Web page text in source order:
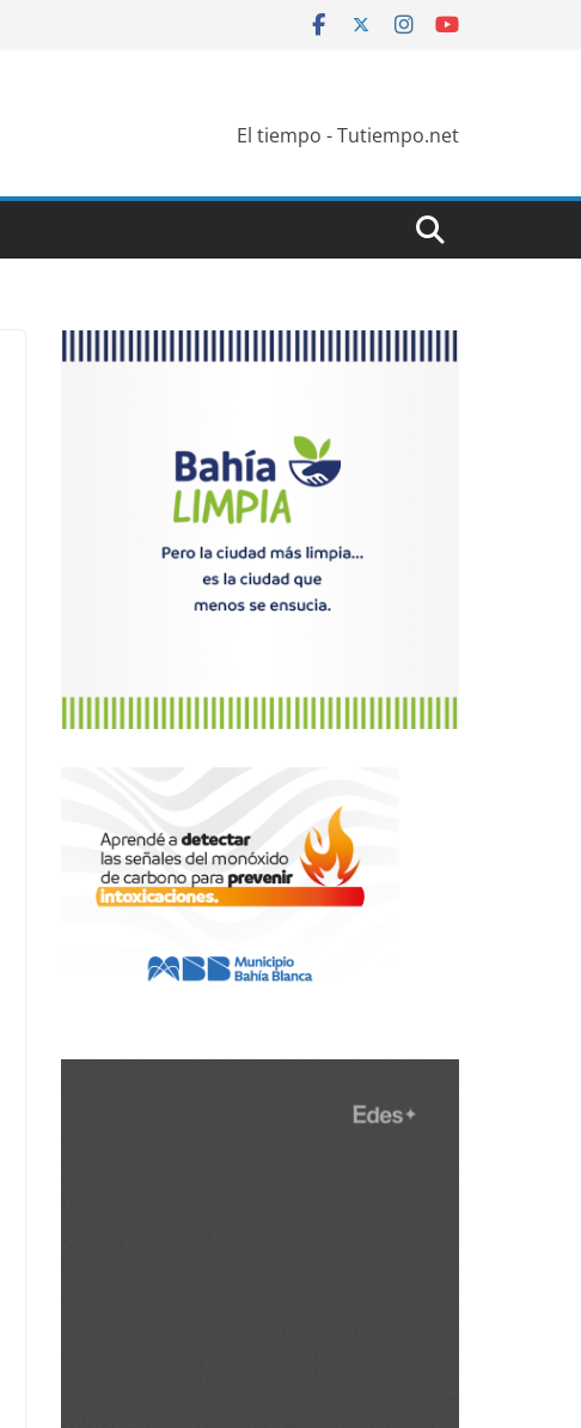
El tiempo - Tutiempo.net